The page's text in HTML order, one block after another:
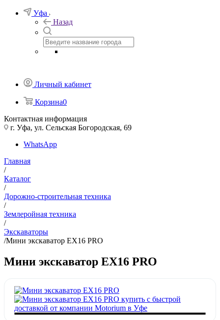
Уфа
Назад
Личный кабинет
Корзина0
Контактная информация
г. Уфа, ул. Сельская Богородская, 69
WhatsApp
Главная
/
Каталог
/
Дорожно-строительная техника
/
Землеройная техника
/
Экскаваторы
/Мини экскаватор EX16 PRO
Мини экскаватор EX16 PRO